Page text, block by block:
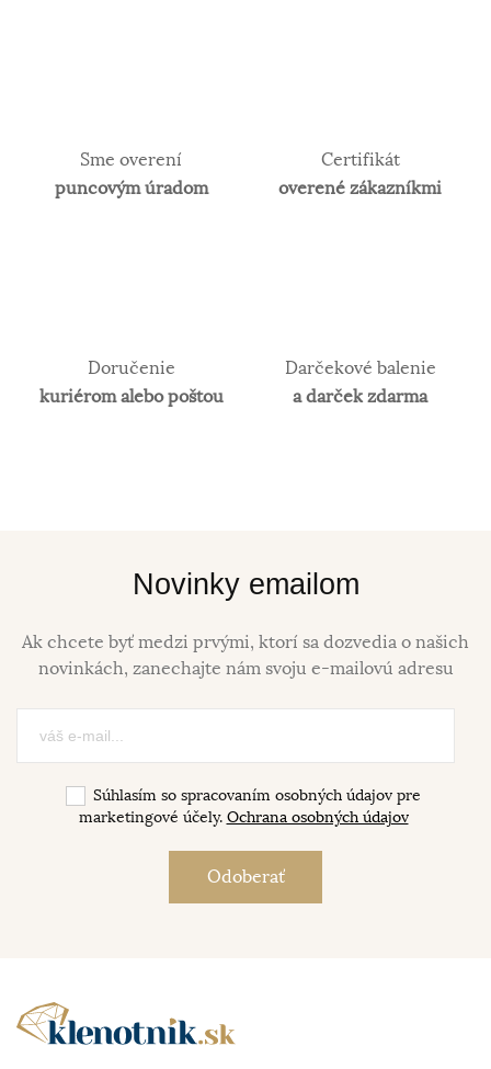
Sme overení
puncovým úradom
Certifikát
overené zákazníkmi
Doručenie
kuriérom alebo poštou
Darčekové balenie
a darček zdarma
Novinky emailom
Ak chcete byť medzi prvými, ktorí sa dozvedia o našich
novinkách, zanechajte nám svoju e-mailovú adresu
Súhlasím so spracovaním osobných údajov pre
marketingové účely. Ochrana osobných údajov